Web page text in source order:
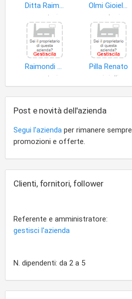
Ditta Raimondi Emilio di Raimondi Secondo e F.LLI S.n.c
argenteria
Olmi Gioielli di Olmi Maria Cristina
orologi
Raimondi Alessandro
argenteria
Pilla Renato
gioielli
Post e novità dell'azienda
Segui l'azienda per rimanere
promozioni e offerte.
Clienti, fornitori, follower
Referente e amministratore:
gestisci l'azienda
N. dipendenti: da 2 a 5